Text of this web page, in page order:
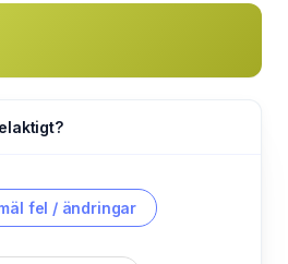
fel / ändringar